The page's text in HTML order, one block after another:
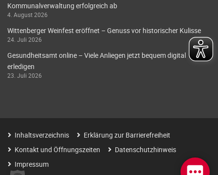
Kommunalverwaltung erfolgreich ab
4. August 2026
Wittenberger Weinfest eröffnet – Genuss vor historischer Kulisse
24. Juli 2026
Gesundheitsamt online – Viele Anliegen jetzt bequem digital
erledigen
23. Juli 2026
Inhaltsverzeichnis
Erklärung zur Barrierefreiheit
Kontakt und Öffnungszeiten
Datenschutzhinweis
Impressum